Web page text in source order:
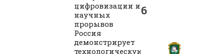
цифровизации и
научных
прорывов
Россия
демонстрирует
технологическую
6